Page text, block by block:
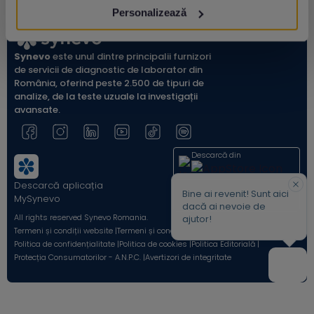
Personalizează
Synevo este unul dintre principalii furnizori
de servicii de diagnostic de laborator din
România, oferind peste 2.500 de tipuri de
analize, de la teste uzuale la investigații
avansate.
Descarcă aplicația
MySynevo
Descarcă din
All rights reserved Synevo Romania.
Termeni și condiții website |Termeni și condiții Shop Online |
Politica de confidențialitate |Politica de cookies |Politica Editorială |
Protecția Consumatorilor - A.N.P.C. |Avertizori de integritate
Bine ai revenit! Sunt aici
dacă ai nevoie de
ajutor!